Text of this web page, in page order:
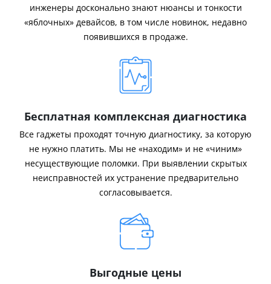
инженеры досконально знают нюансы и тонкости
«яблочных» девайсов, в том числе новинок, недавно
появившихся в продаже.
Бесплатная комплексная диагностика
Все гаджеты проходят точную диагностику, за которую
не нужно платить. Мы не «находим» и не «чиним»
несуществующие поломки. При выявлении скрытых
неисправностей их устранение предварительно
согласовывается.
Выгодные цены